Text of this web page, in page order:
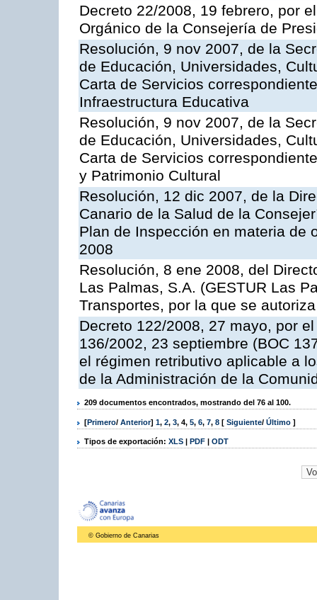
Decreto 22/2008, 19 febrero, por
Orgánico de la Consejería de
Resolución, 9 nov 2007, de la
de Educación, Universidades,
Carta de Servicios
Infraestructura Educativa
Resolución, 9 nov 2007, de la
de Educación, Universidades,
Carta de Servicios
y Patrimonio Cultural
Resolución, 12 dic 2007, de la
Canario de la Salud de la
Plan de Inspección en materia de
2008
Resolución, 8 ene 2008, del
Las Palmas, S.A. (GESTUR Las
Transportes, por la que se
Decreto 122/2008, 27 mayo, por
136/2002, 23 septiembre (BOC
el régimen retributivo aplicable a
de la Administración de la
209 documentos encontrados, mostrando del 76 al 100.
[Primero/ Anterior] 1, 2, 3, 4, 5, 6, 7, 8 [ Siguiente/ Último ]
Tipos de exportación: XLS | PDF | ODT
© Gobierno de Canarias